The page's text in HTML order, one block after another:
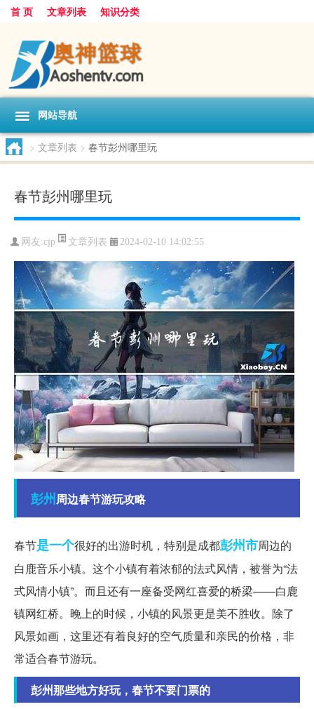
首 页 文章列表 知识分类
网站导航
> 文章列表 > 春节彭州哪里玩
春节彭州哪里玩
网友:cjp 文章列表 2024-02-10 14:02:55
彭州周边春节游玩攻略
春节是一个很好的出游时机，特别是成都彭州市周边的
白鹿音乐小镇。这个小镇有着浓郁的法式风情，被誉为“法
式风情小镇”。而且还有一座备受网红喜爱的桥梁——白鹿
镇网红桥。晚上的时候，小镇的风景更是美不胜收。除了
风景如画，这里还有着良好的空气质量和亲民的价格，非
常适合春节游玩。
彭州那些地方好玩，春节不要门票的